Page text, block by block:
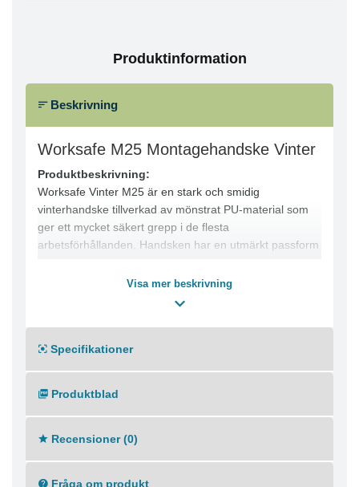
Produktinformation
Beskrivning
Worksafe M25 Montagehandske Vinter
Produktbeskrivning:
Worksafe Vinter M25 är en stark och smidig
vinterhandske tillverkad av mönstrat PU-material som
ger ett mycket säkert grepp i de flesta
arbetsförhållanden. Handsken har en utmärkt passform
för att hålla händerna varma under kalla
arbetsförhållanden. Ovanhanden är gjord i polyester
sitter stadigt på plats. Lämplig för montering, verkstad,
lagerarbete och hantverk.
● Stark och smidig
● Helfodrad med 140g polyester
Visa mer beskrivning
Specifikationer
Produktblad
Recensioner (0)
Fråga om produkt